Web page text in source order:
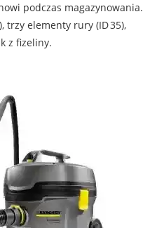
podczas magazynowania.
trzy elementy rury (ID 35),
z fizeliny.